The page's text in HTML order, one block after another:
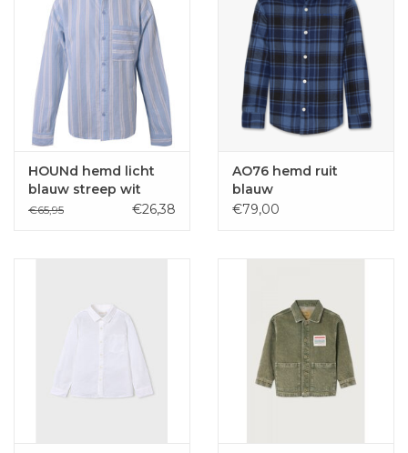
HOUNd hemd licht
blauw streep wit
€65,95 €26,38
AO76 hemd ruit
blauw
€79,00